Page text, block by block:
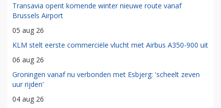
Transavia opent komende winter nieuwe route vanaf
Brussels Airport
05 aug 26
KLM stelt eerste commerciële vlucht met Airbus A350-900 uit
06 aug 26
Groningen vanaf nu verbonden met Esbjerg: 'scheelt zeven
uur rijden'
04 aug 26